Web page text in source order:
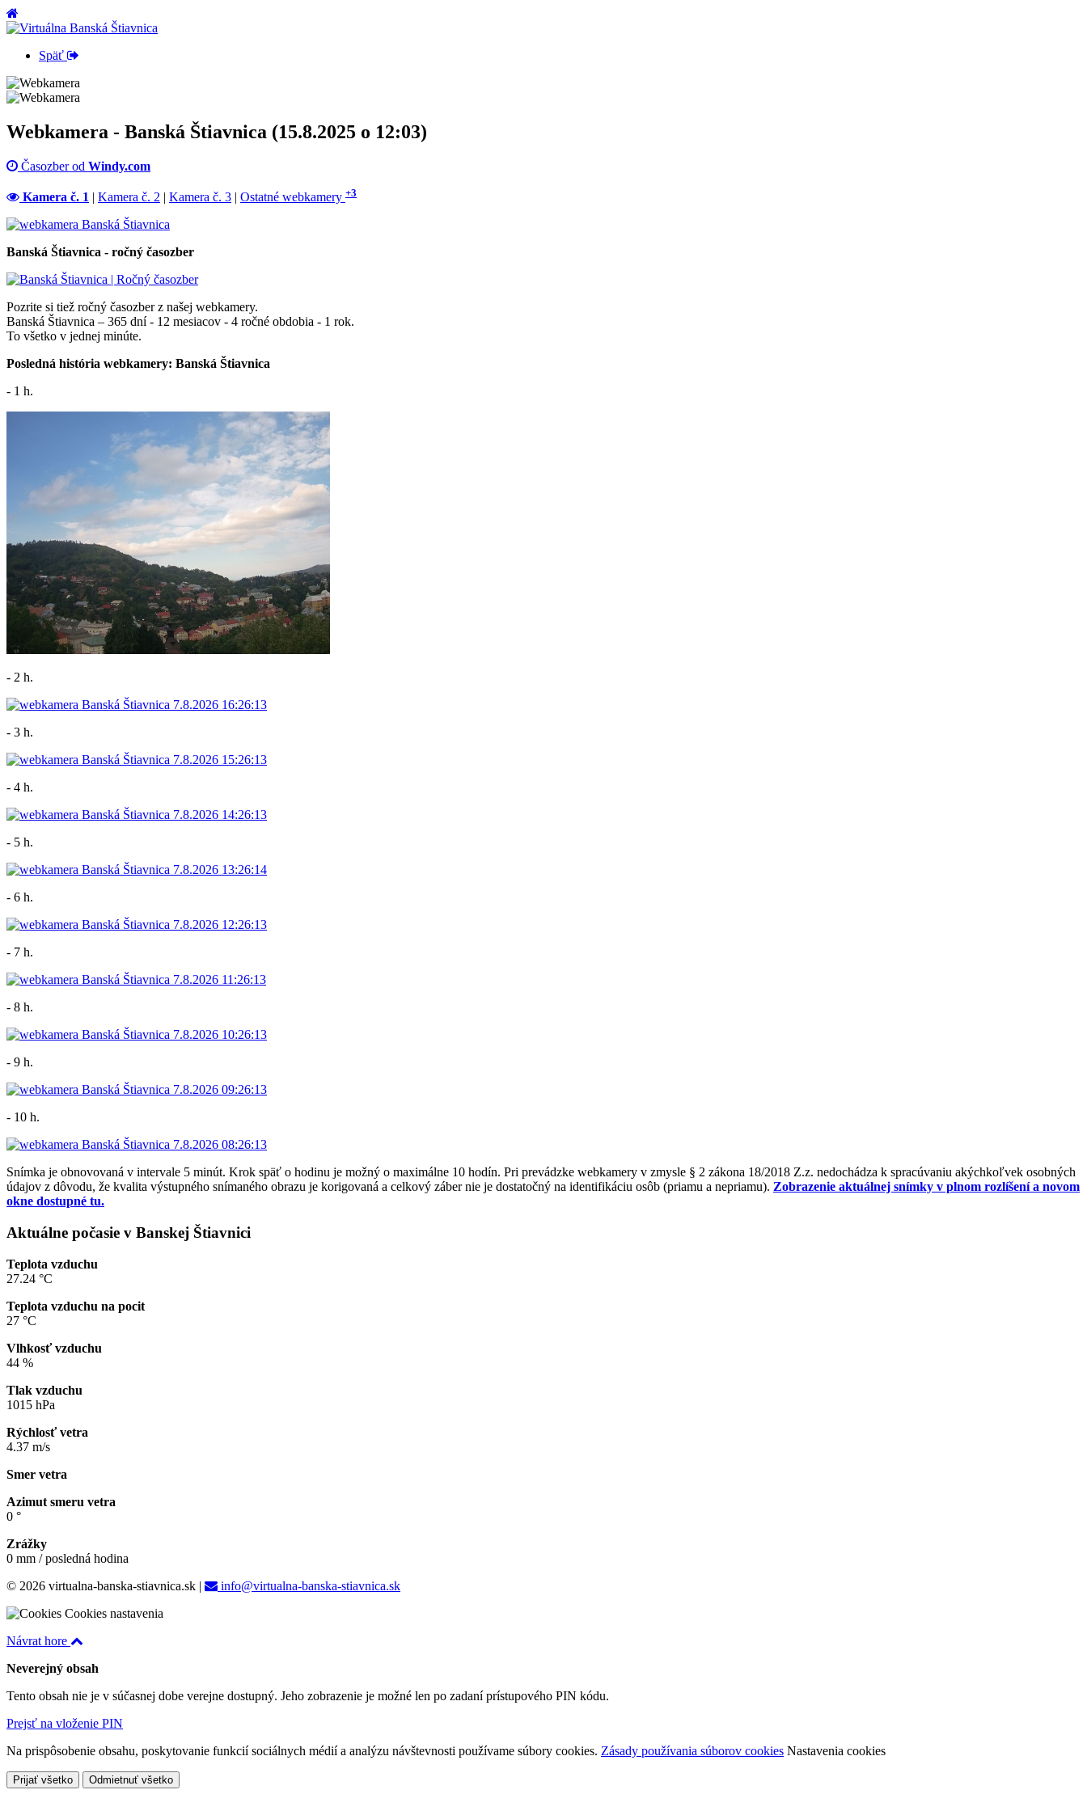
Späť
Webkamera - Banská Štiavnica (15.8.2025 o 12:03)
Časozber od Windy.com
Kamera č. 1 | Kamera č. 2 | Kamera č. 3 | Ostatné webkamery +3
Banská Štiavnica - ročný časozber
Pozrite si tiež ročný časozber z našej webkamery.
Banská Štiavnica – 365 dní - 12 mesiacov - 4 ročné obdobia - 1 rok.
To všetko v jednej minúte.
Posledná história webkamery: Banská Štiavnica
- 1 h.
- 2 h.
- 3 h.
- 4 h.
- 5 h.
- 6 h.
- 7 h.
- 8 h.
- 9 h.
- 10 h.
Snímka je obnovovaná v intervale 5 minút. Krok späť o hodinu je možný o maximálne 10 hodín. Pri prevádzke webkamery v zmysle § 2 zákona 18/2018 Z.z. nedochádza k spracúvaniu akýchkoľvek osobných
údajov z dôvodu, že kvalita výstupného snímaného obrazu je korigovaná a celkový záber nie je dostatočný na identifikáciu osôb (priamu a nepriamu). Zobrazenie aktuálnej snímky v plnom rozlíšení a novom
okne dostupné tu.
Aktuálne počasie v Banskej Štiavnici
Teplota vzduchu
27.24 °C
Teplota vzduchu na pocit
27 °C
Vlhkosť vzduchu
44 %
Tlak vzduchu
1015 hPa
Rýchlosť vetra
4.37 m/s
Smer vetra
Azimut smeru vetra
0 °
Zrážky
0 mm / posledná hodina
© 2026 virtualna-banska-stiavnica.sk |
info@virtualna-banska-stiavnica.sk
Cookies nastavenia
Návrat hore
Neverejný obsah
Tento obsah nie je v súčasnej dobe verejne dostupný. Jeho zobrazenie je možné len po zadaní prístupového PIN kódu.
Prejsť na vloženie PIN
Na prispôsobenie obsahu, poskytovanie funkcií sociálnych médií a analýzu návštevnosti používame súbory cookies. Zásady používania súborov cookies Nastavenia cookies
Prijať všetko Odmietnuť všetko